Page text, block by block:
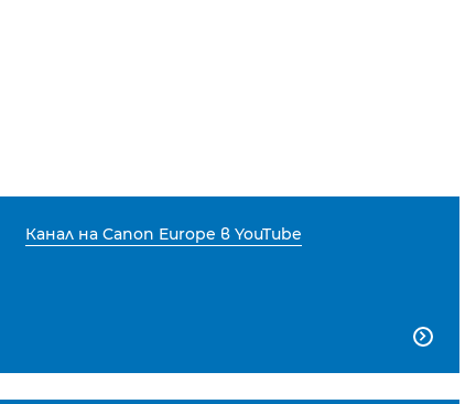
Канал на Canon Europe в YouTube
